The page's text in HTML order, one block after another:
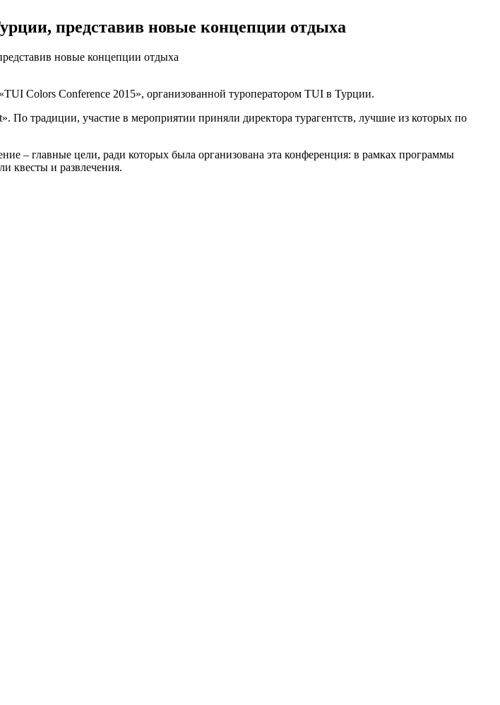
представив новые концепции отдыха
новые концепции отдыха
Colors Conference 2015», организованной туроператором TUI в Турции.
По традиции, участие в мероприятии приняли директора турагентств, лучшие из которых по
– главные цели, ради которых была организована эта конференция: в рамках программы
квесты и развлечения.